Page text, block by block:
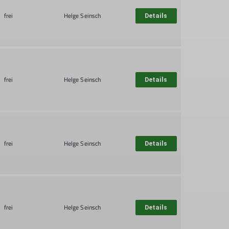
frei Helge Seinsch Details
frei Helge Seinsch Details
frei Helge Seinsch Details
frei Helge Seinsch Details